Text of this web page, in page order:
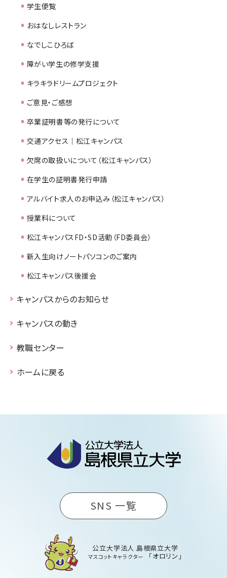
学生便覧
おはなしレストラン
なでしこひろば
障がい学生の修学支援
キラキラドリームプロジェクト
ご意見・ご感想
卒業証明書等の発行について
交通アクセス｜松江キャンパス
欠席の取扱いについて（松江キャンパス）
在学生の証明書発行申請
アルバイト求人のお申込み（松江キャンパス）
授業料について
松江キャンパスFD・SD活動（FD委員会）
新入生向けノートパソコンのご案内
松江キャンパス後援会
キャンパスからのお知らせ
キャンパスの動き
教職センター
ホームに戻る
SNS 一覧
公立大学法人 島根県立大学
マスコットキャラクター 「オロリン」